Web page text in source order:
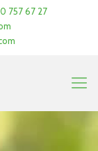
757 67 27